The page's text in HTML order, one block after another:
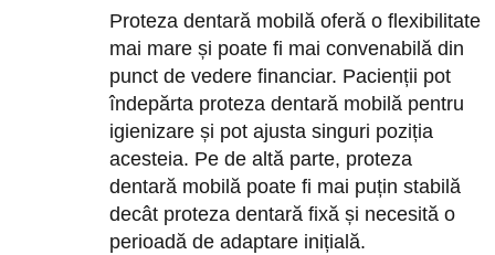
Proteza dentară mobilă oferă o flexibilitate
mai mare și poate fi mai convenabilă din
punct de vedere financiar. Pacienții pot
îndepărta proteza dentară mobilă pentru
igienizare și pot ajusta singuri poziția
acesteia. Pe de altă parte, proteza
dentară mobilă poate fi mai puțin stabilă
decât proteza dentară fixă și necesită o
perioadă de adaptare inițială.